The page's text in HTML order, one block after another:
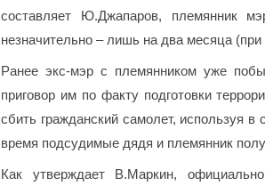
составляет Ю.Джапаров, племянник
незначительно – лишь на два месяца
Ранее экс-мэр с племянником уже
приговор им по факту подготовки
сбить гражданский самолет, используя
время подсудимые дядя и племянник
Как утверждает В.Маркин,